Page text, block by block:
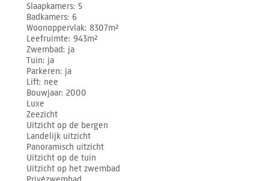
Slaapkamers 5
Badkamers 6
Woonoppervlak 8307m²
Leefruimte 943m²
Zwembad ja
Tuin ja
Parkeren ja
Lift nee
Bouwjaar 2000
Luxe
Zeezicht
Uitzicht op de bergen
Landelijk uitzicht
Panoramisch uitzicht
Uitzicht op de tuin
Uitzicht op het zwembad